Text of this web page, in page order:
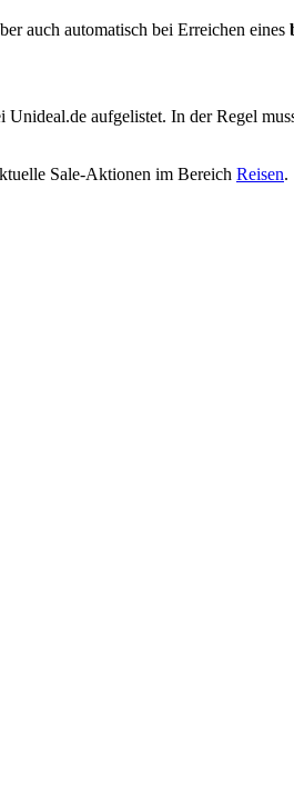
auch automatisch bei Erreichen eines
aufgelistet. In der Regel
Sale-Aktionen im Bereich Reisen.